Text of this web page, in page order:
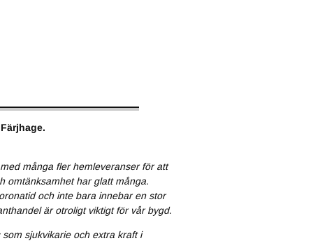
många fler hemleveranser för att
omtänksamhet har glatt många.
och inte bara innebar en stor
är otroligt viktigt för vår bygd.
sjukvikarie och extra kraft i